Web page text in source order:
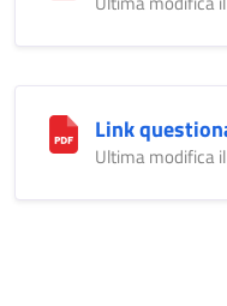
Link
Ultima modifica